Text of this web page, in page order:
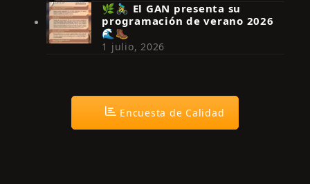
🌿🚴‍♂️ El GAN presenta su
programación de verano 2026
🌊🥾
1 julio, 2026
Encuesta de Calidad